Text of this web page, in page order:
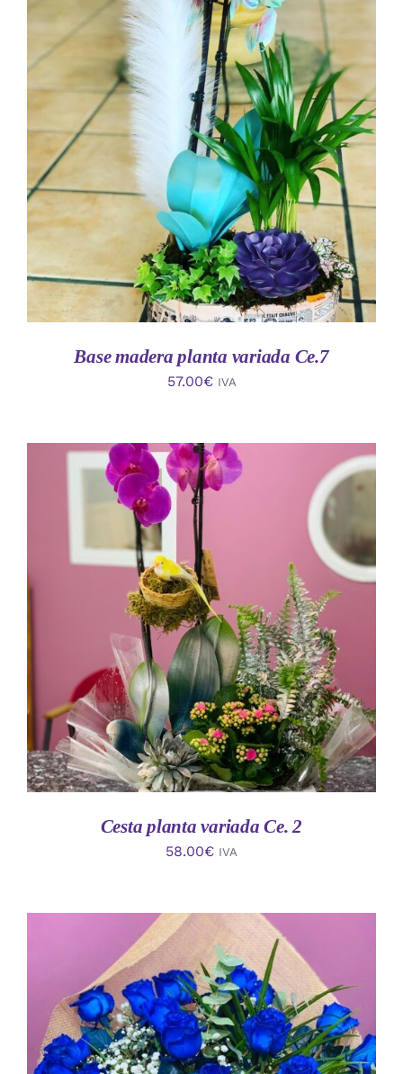
AÑADIR AL CARRITO
/
DETALLES
Base madera planta variada Ce.7
57.00€ IVA
AÑADIR AL CARRITO
/
Cesta planta variada Ce. 2
58.00€ IVA